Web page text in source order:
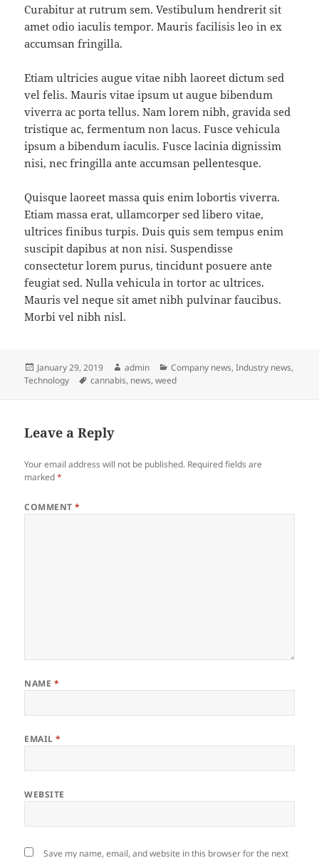
Curabitur at rutrum sem. Vestibulum hendrerit sit
amet odio iaculis tempor. Mauris facilisis leo in ex
accumsan fringilla.
Etiam ultricies augue vitae nibh laoreet dictum sed
vel felis. Mauris vitae ipsum ut augue bibendum
viverra ac porta tellus. Nam lorem nibh, gravida sed
tristique ac, fermentum non lacus. Fusce vehicula
ipsum a bibendum iaculis. Fusce lacinia dignissim
nisi, nec fringilla ante accumsan pellentesque.
Quisque laoreet massa quis enim lobortis viverra.
Etiam massa erat, ullamcorper sed libero vitae,
ultrices finibus turpis. Duis quis sem tempus enim
suscipit dapibus at non nisi. Suspendisse
consectetur lorem purus, tincidunt posuere ante
feugiat sed. Nulla vehicula in tortor ac ultrices.
Mauris vel neque sit amet nibh pulvinar faucibus.
Morbi vel nibh nisl.
Posted
on
January 29, 2019 Author
admin Categories
Company news,Industry news,
Technology
Tags
cannabis, news,weed
Leave a Reply
Your email address will not be published. Required fields are
marked*
COMMENT*
NAME *
EMAIL*
WEBSITE
Save my name, email, and website in this browser for the next